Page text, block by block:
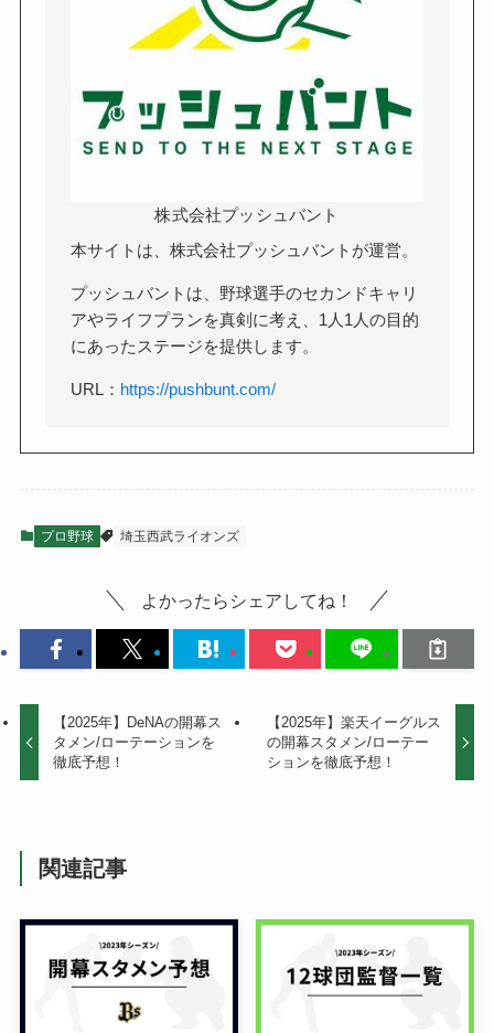
株式会社プッシュバント
本サイトは、株式会社プッシュバントが運営。
プッシュバントは、野球選手のセカンドキャリ
アやライフプランを真剣に考え、1人1人の目的
にあったステージを提供します。
URL： https://pushbunt.com/
プロ野球 埼玉西武ライオンズ
よかったらシェアしてね！
【2025年】DeNAの開幕ス
タメン/ローテーションを
徹底予想！
【2025年】楽天イーグルス
の開幕スタメン/ローテー
ションを徹底予想！
関連記事